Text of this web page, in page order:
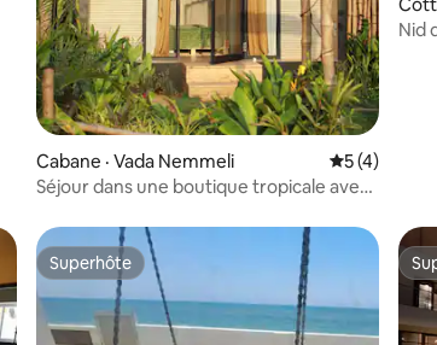
Cabane · Vada Nemmeli Note
5 (4)
Séjour dans une boutique tropicale avec
Nid
Superhôte
Superhôte